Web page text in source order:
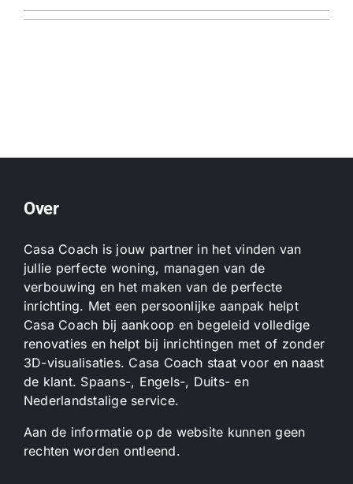
Over
Casa Coach is jouw partner in het vinden van
jullie perfecte woning, managen van de
verbouwing en het maken van de perfecte
inrichting. Met een persoonlijke aanpak helpt
Casa Coach bij aankoop en begeleid volledige
renovaties en helpt bij inrichtingen met of zonder
3D-visualisaties. Casa Coach staat voor en naast
de klant. Spaans-, Engels-, Duits- en
Nederlandstalige service.
Aan de informatie op de website kunnen geen
rechten worden ontleend.